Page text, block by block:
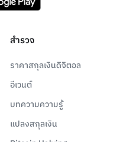
สำรวจ
ราคาสกุลเงินดิจิตอล
อีเวนต์
บทความความรู้
แปลงสกุลเงิน